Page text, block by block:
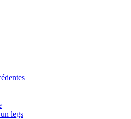
legs